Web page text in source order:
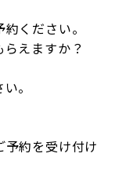
ください。
えますか？
。
予約を受け付け